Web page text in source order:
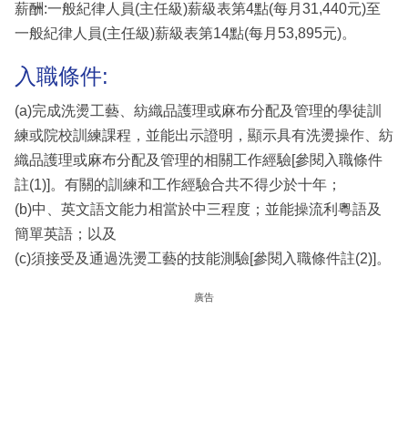
薪酬:一般紀律人員(主任級)薪級表第4點(每月31,440元)至
一般紀律人員(主任級)薪級表第14點(每月53,895元)。
入職條件:
(a)完成洗燙工藝、紡織品護理或麻布分配及管理的學徒訓
練或院校訓練課程，並能出示證明，顯示具有洗燙操作、紡
織品護理或麻布分配及管理的相關工作經驗[參閱入職條件
註(1)]。有關的訓練和工作經驗合共不得少於十年；
(b)中、英文語文能力相當於中三程度；並能操流利粵語及
簡單英語；以及
(c)須接受及通過洗燙工藝的技能測驗[參閱入職條件註(2)]。
廣告